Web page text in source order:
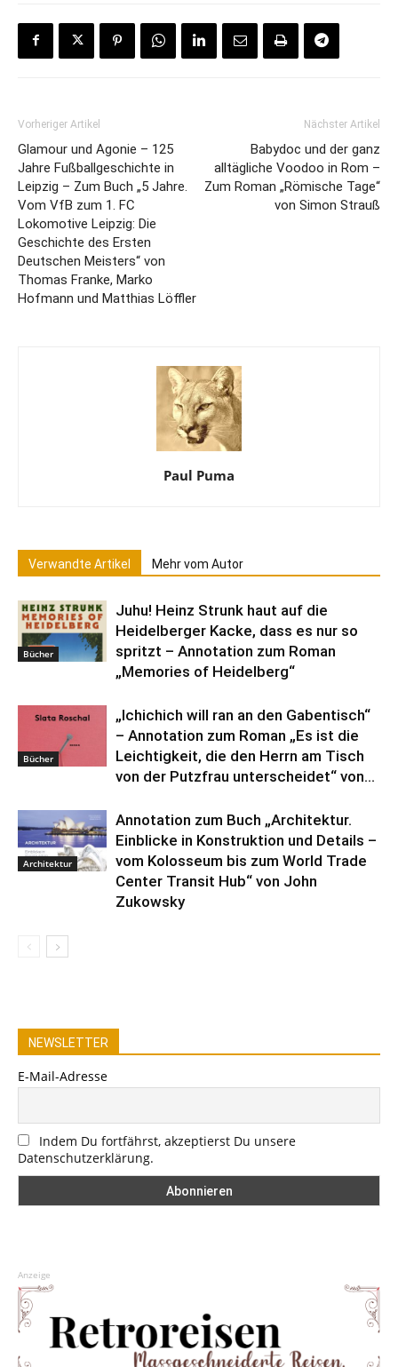
Vorheriger Artikel
Glamour und Agonie – 125
Jahre Fußballgeschichte in
Leipzig – Zum Buch „5 Jahre.
Vom VfB zum 1. FC
Lokomotive Leipzig: Die
Geschichte des Ersten
Deutschen Meisters“ von
Thomas Franke, Marko
Hofmann und Matthias Löffler
Nächster Artikel
Babydoc und der ganz
alltägliche Voodoo in Rom –
Zum Roman „Römische Tage“
von Simon Strauß
Paul Puma
Verwandte Artikel Mehr vom Autor
Bücher
Juhu! Heinz Strunk haut auf die
Heidelberger Kacke, dass es nur so
spritzt – Annotation zum Roman
„Memories of Heidelberg“
Bücher
„Ichichich will ran an den Gabentisch“
– Annotation zum Roman „Es ist die
Leichtigkeit, die den Herrn am Tisch
von der Putzfrau unterscheidet“ von...
Architektur
Annotation zum Buch „Architektur.
Einblicke in Konstruktion und Details –
vom Kolosseum bis zum World Trade
Center Transit Hub“ von John
Zukowsky
NEWSLETTER
E-Mail-Adresse
Indem Du fortfährst, akzeptierst Du unsere
Datenschutzerklärung.
Anzeige